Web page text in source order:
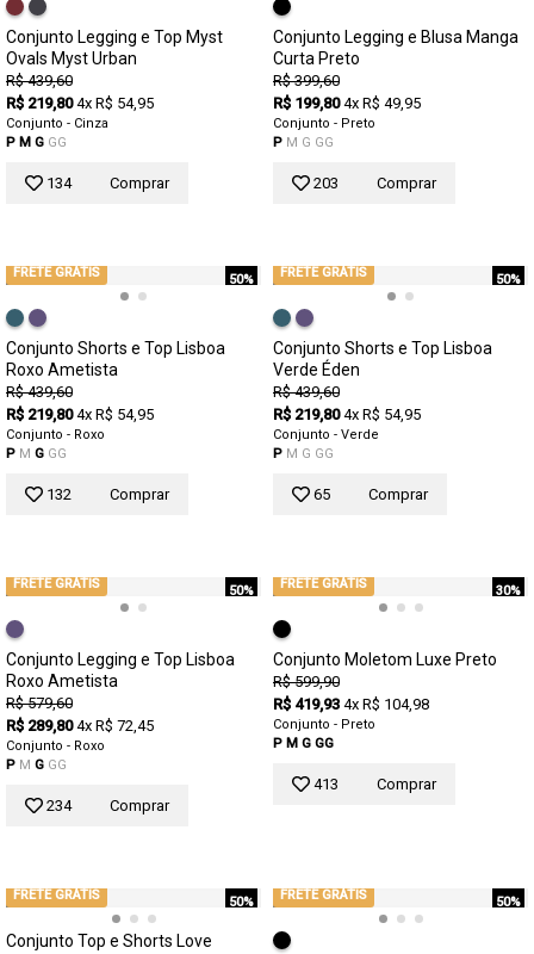
Conjunto Legging e Top Myst
Ovals Myst Urban
R$ 439,60
R$ 219,80 4x R$ 54,95
Conjunto - Cinza
P M G GG
134 Comprar
Conjunto Legging e Blusa Manga
Curta Preto
R$ 399,60
R$ 199,80 4x R$ 49,95
Conjunto - Preto
P M G GG
203 Comprar
50%
FRETE GRÁTIS
Conjunto Shorts e Top Lisboa
Roxo Ametista
R$ 439,60
R$ 219,80 4x R$ 54,95
Conjunto - Roxo
P M G GG
132 Comprar
50%
FRETE GRÁTIS
Conjunto Shorts e Top Lisboa
Verde Éden
R$ 439,60
R$ 219,80 4x R$ 54,95
Conjunto - Verde
P M G GG
65 Comprar
50%
FRETE GRÁTIS
Conjunto Legging e Top Lisboa
Roxo Ametista
R$ 579,60
R$ 289,80 4x R$ 72,45
Conjunto - Roxo
P M G GG
234 Comprar
30%
FRETE GRÁTIS
Conjunto Moletom Luxe Preto
R$ 599,90
R$ 419,93 4x R$ 104,98
Conjunto - Preto
P M G GG
413 Comprar
50%
FRETE GRÁTIS
Conjunto Top e Shorts Love
50%
FRETE GRÁTIS